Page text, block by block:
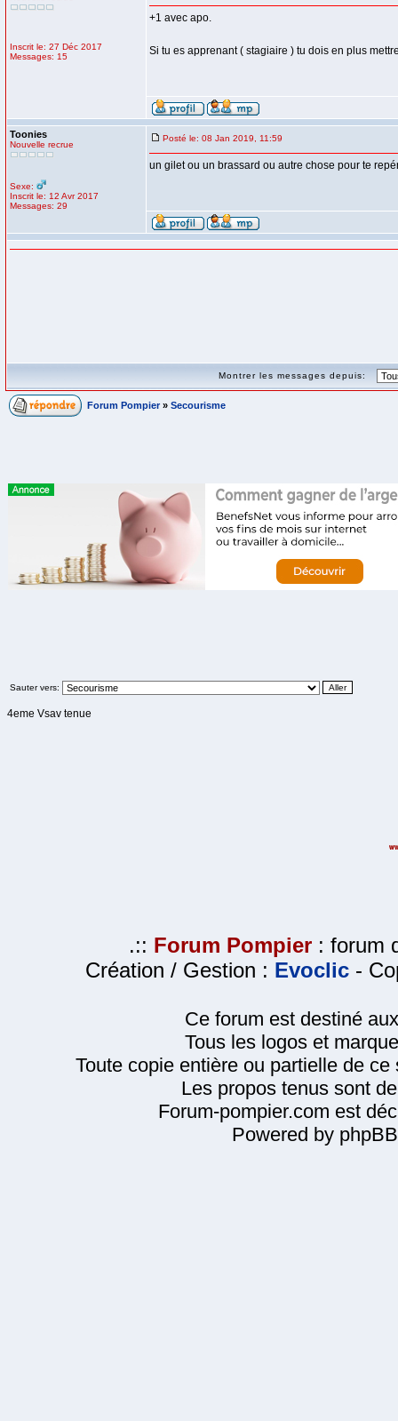
Inscrit le: 27 Déc 2017
Messages: 15
+1 avec apo.
Si tu es apprenant ( stagiaire ) tu dois en plus
Toonies
Nouvelle recrue
Sexe:
Inscrit le: 12 Avr 2017
Messages: 29
Posté le: 08 Jan 2019, 11:59
un gilet ou un brassard ou autre chose pour te
Montrer les messages depuis:
Forum Pompier » Secourisme
Sauter vers:
4eme Vsav tenue
.:: Forum Pompier : forum
Création / Gestion : Evoclic -
Ce forum est destiné
Tous les logos et
Toute copie entière ou partielle de
Les propos tenus sont
Forum-pompier.com est
Powered by